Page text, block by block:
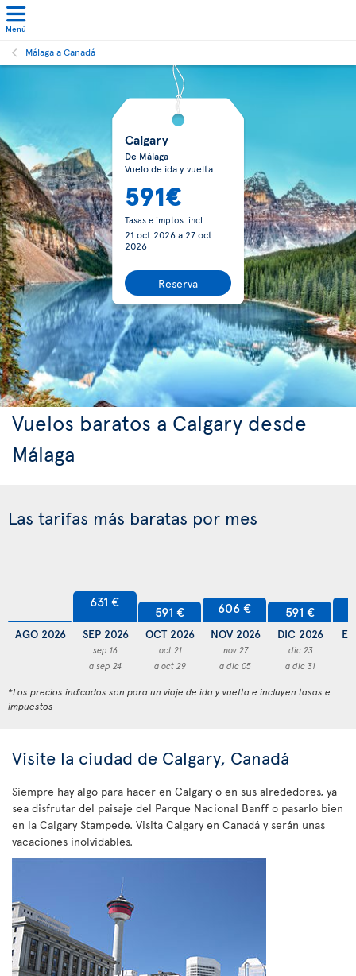
Menú
Málaga a Canadá
Calgary
De Málaga
Vuelo de ida y vuelta
591€
Tasas e imptos. incl.
21 oct 2026a 27 oct
2026
Reserva
Vuelos baratos a Calgary desde
Málaga
Las tarifas más baratas por mes
AGO 2026
631 €
SEP 2026
sep 16
a sep 24
591 €
OCT 2026
oct 21
a oct 29
606 €
NOV 2026
nov 27
a dic 05
591 €
DIC 2026
dic 23
a dic 31
*Los precios indicados son para un viaje de ida y vuelta e incluyen tasas e
impuestos
Visite la ciudad de Calgary, Canadá
Siempre hay algo para hacer en Calgary o en sus alrededores, ya
sea disfrutar del paisaje del Parque Nacional Banff o pasarlo bien
en la Calgary Stampede. Visita Calgary en Canadá y serán unas
vacaciones inolvidables.